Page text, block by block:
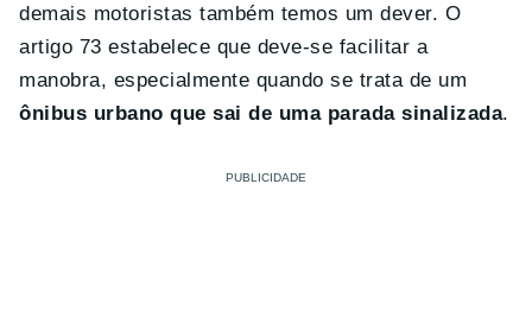
demais motoristas também temos um dever. O
artigo 73 estabelece que deve-se facilitar a
manobra, especialmente quando se trata de um
ônibus urbano que sai de uma parada sinalizada.